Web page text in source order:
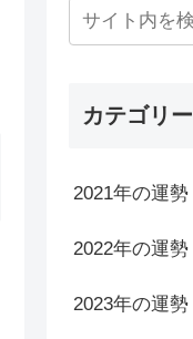
カテゴリー
2021年の運勢
2022年の運勢
2023年の運勢